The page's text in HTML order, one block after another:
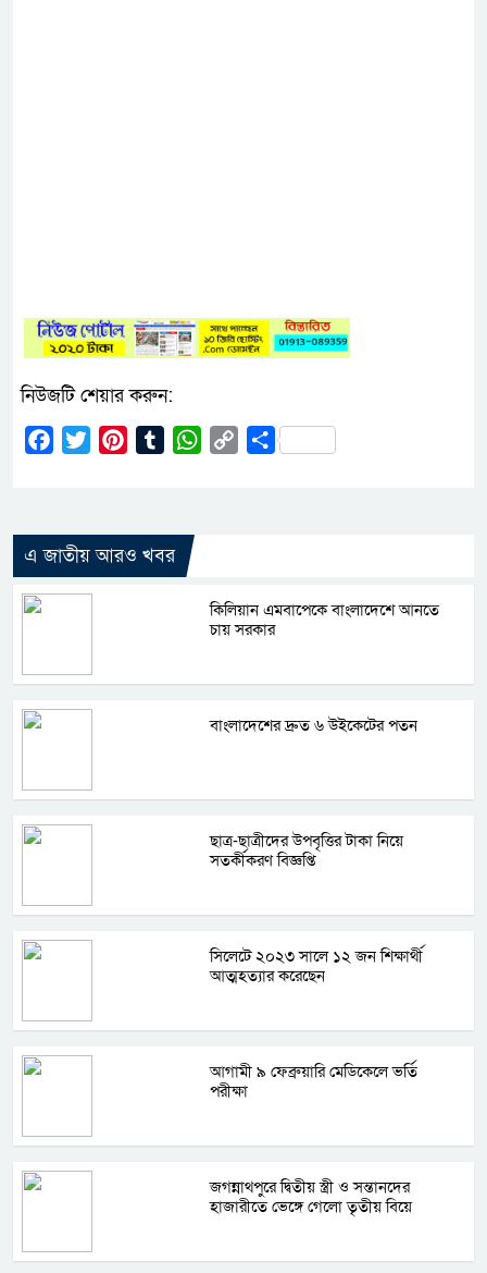
নিউজটি শেয়ার করুন:
Facebook
Twitter PinterestTumblrWhatsApp
CopyShare
এ জাতীয় আরও খবর
কিলিয়ান এমবাপেকে বাংলাদেশে আনতে
চায় সরকার
বাংলাদেশের দ্রুত ৬ উইকেটের পতন
ছাত্র-ছাত্রীদের উপবৃত্তির টাকা নিয়ে
সতর্কীকরণ বিজ্ঞপ্তি
সিলেটে ২০২৩ সালে ১২ জন শিক্ষার্থী
আত্মহত্যার করেছেন
আগামী ৯ ফেব্রুয়ারি মেডিকেলে ভর্তি
পরীক্ষা
জগন্নাথপুরে দ্বিতীয় স্ত্রী ও সন্তানদের
হাজারীতে ভেঙ্গে গেলো তৃতীয় বিয়ে